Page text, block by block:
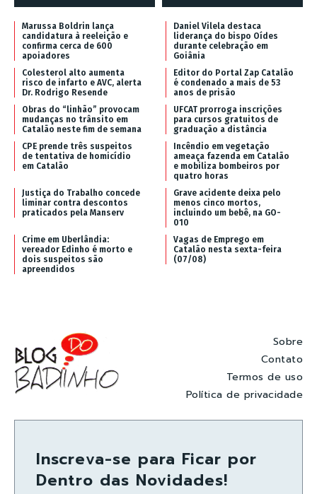
Marussa Boldrin lança
candidatura à reeleição e
confirma cerca de 600
apoiadores
Daniel Vilela destaca
liderança do bispo Oídes
durante celebração em
Goiânia
Colesterol alto aumenta
risco de infarto e AVC, alerta
Dr. Rodrigo Resende
Editor do Portal Zap Catalão
é condenado a mais de 53
anos de prisão
Obras do “linhão” provocam
mudanças no trânsito em
Catalão neste fim de semana
UFCAT prorroga inscrições
para cursos gratuitos de
graduação a distância
CPE prende três suspeitos
de tentativa de homicídio
em Catalão
Incêndio em vegetação
ameaça fazenda em Catalão
e mobiliza bombeiros por
quatro horas
Justiça do Trabalho concede
liminar contra descontos
praticados pela Manserv
Grave acidente deixa pelo
menos cinco mortos,
incluindo um bebê, na GO-
010
Crime em Uberlândia:
vereador Edinho é morto e
dois suspeitos são
apreendidos
Vagas de Emprego em
Catalão nesta sexta-feira
(07/08)
Sobre
Contato
Termos de uso
Política de privacidade
Inscreva-se para Ficar por
Dentro das Novidades!